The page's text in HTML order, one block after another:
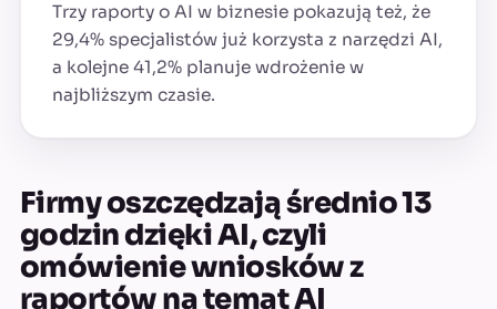
Trzy raporty o AI w biznesie pokazują też, że
29,4% specjalistów już korzysta z narzędzi AI,
a kolejne 41,2% planuje wdrożenie w
najbliższym czasie.
Firmy oszczędzają średnio 13
godzin dzięki AI, czyli
omówienie wniosków z
raportów na temat AI